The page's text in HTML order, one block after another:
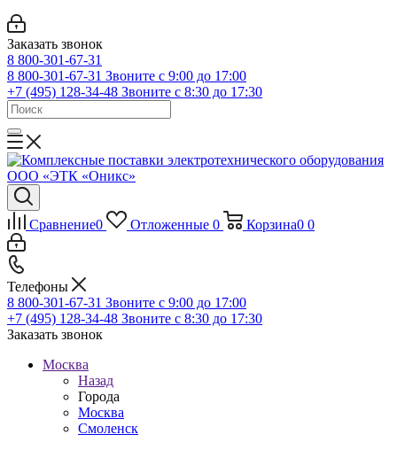
Заказать звонок
8 800-301-67-31
8 800-301-67-31 Звоните с 9:00 до 17:00
+7 (495) 128-34-48 Звоните с 8:30 до 17:30
Сравнение0 Отложенные 0 Корзина0 0
Телефоны
8 800-301-67-31 Звоните с 9:00 до 17:00
+7 (495) 128-34-48 Звоните с 8:30 до 17:30
Заказать звонок
Москва
Назад
Города
Москва
Смоленск